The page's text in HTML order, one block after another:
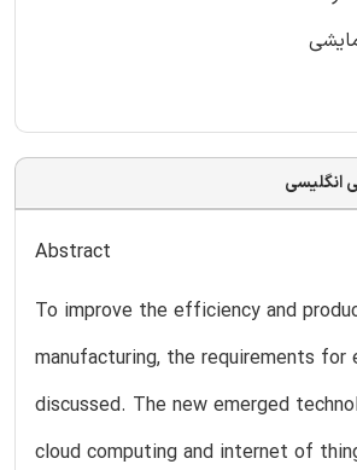
انگلیسی
Abstract
To improve the efficiency and
manufacturing, the requirements for
discussed. The new emerged
cloud computing and internet of